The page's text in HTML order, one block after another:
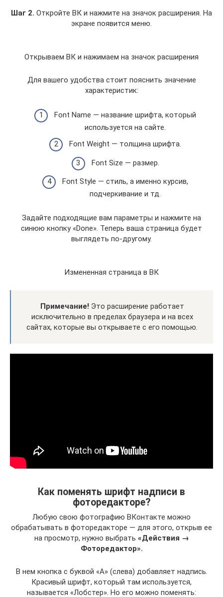
Шаг 2. Откройте ВК и нажмите на значок расширения. На
экране появится меню.
Открываем ВК и нажимаем на значок расширения
Для вашего удобства стоит пояснить значение
характеристик:
Font Name — название шрифта, который
используется на сайте.
Font Weight — толщина шрифта.
Font Size — размер.
Font Style — стиль, а именно курсив,
подчеркивание и тд.
Задайте подходящие вам параметры и нажмите на
синюю кнопку «Done». Теперь ваша страница будет
выглядеть по-другому.
Измененная страница в ВК
Примечание! Это расширение работает
исключительно в пределах браузера и на всех
сайтах, которые вы открываете с его помощью.
Как поменять шрифт надписи в
фоторедакторе?
Любую свою фотографию ВКонтакте можно
обрабатывать в фоторедакторе — для этого, открыв ее
на просмотр, нужно выбрать «Действия →
Фоторедактор».
В нем кнопка с буквой «А» (слева) добавляет надпись.
Красивый шрифт, который там используется,
называется «Лобстер». Но его можно поменять: